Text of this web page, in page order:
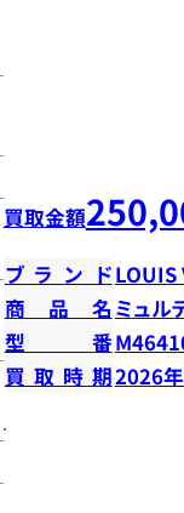
買取金額
ブランドLOUIS
商品名 ミュル
型番
買取時期2026